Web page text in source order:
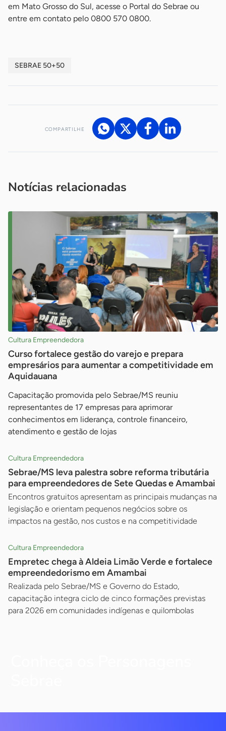
em Mato Grosso do Sul, acesse o Portal do Sebrae ou
entre em contato pelo 0800 570 0800.
SEBRAE 50+50
COMPARTILHE
Notícias relacionadas
Cultura Empreendedora
Curso fortalece gestão do varejo e prepara
empresários para aumentar a competitividade em
Aquidauana
Capacitação promovida pelo Sebrae/MS reuniu
representantes de 17 empresas para aprimorar
conhecimentos em liderança, controle financeiro,
atendimento e gestão de lojas
Cultura Empreendedora
Sebrae/MS leva palestra sobre reforma tributária
para empreendedores de Sete Quedas e Amambai
Encontros gratuitos apresentam as principais mudanças na
legislação e orientam pequenos negócios sobre os
impactos na gestão, nos custos e na competitividade
Cultura Empreendedora
Empretec chega à Aldeia Limão Verde e fortalece
empreendedorismo em Amambai
Realizada pelo Sebrae/MS e Governo do Estado,
capacitação integra ciclo de cinco formações previstas
para 2026 em comunidades indígenas e quilombolas